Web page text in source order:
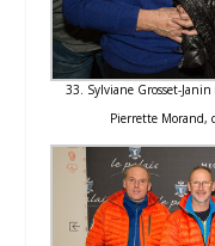
33. Sylviane Grosset-
Pierrette Morand,